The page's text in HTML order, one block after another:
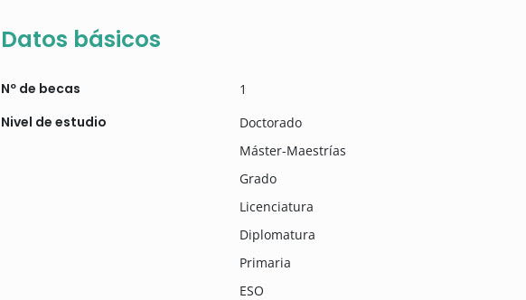
Datos básicos
Nº de becas 1
Nivel de estudio
Doctorado
Máster-Maestrías
Grado
Licenciatura
Diplomatura
Primaria
ESO